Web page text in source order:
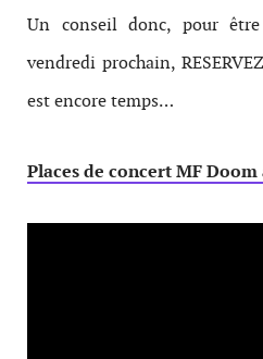
Un conseil donc, pour
vendredi prochain,
est encore temps…
Places de concert MF